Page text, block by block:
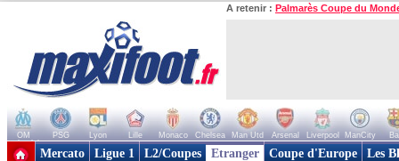
A retenir : Palmarès Coupe du
OM PSG Lyon Lille Monaco Chelsea Man Utd Arsenal Liverpool ManCity
+ de clubs
Mercato Ligue 1 L2/Coupes Etranger Coupe d'Europe Les